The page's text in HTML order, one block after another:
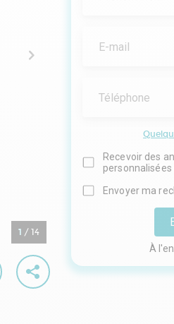
1 / 14
E-mail
Téléphone
Recevoir des
personnalisées
Envoyer ma
À